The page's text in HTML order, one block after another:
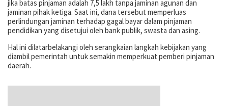
jika batas pinjaman adalah 7,5 lakh tanpa jaminan agunan dan
jaminan pihak ketiga. Saat ini, dana tersebut memperluas
perlindungan jaminan terhadap gagal bayar dalam pinjaman
pendidikan yang disetujui oleh bank publik, swasta dan asing.
Hal ini dilatarbelakangi oleh serangkaian langkah kebijakan yang
diambil pemerintah untuk semakin memperkuat pemberi pinjaman
daerah.